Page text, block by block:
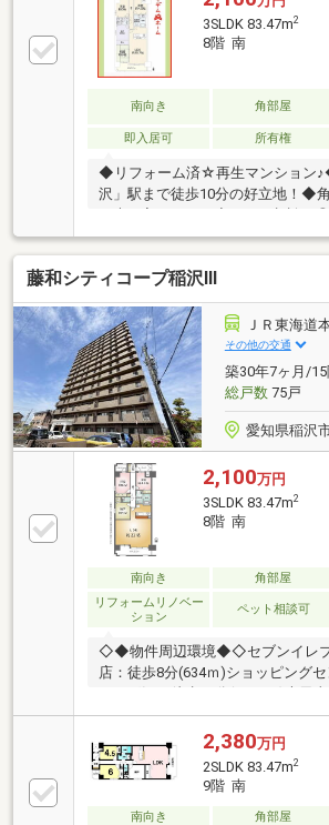
3SLDK 83.47m2
8階 南
南向き 角部屋
即入居可
所有権
◆リフォーム済☆再生マンション
沢」駅まで徒歩10分の好立地！◆
り光が入ります！◆ペット相談可◎
新品：キッチン、お風呂、洗面台
1600m◆大里東中学校まで
お任せを▼「勤続年数が短い」「自
い」「他にローンを返済中」「い
か」「金利の低い銀行を紹介して
と経験をもとにお応えします。▼失
ム探しのお手伝い▼メリットだけで
もご説明させていただきながらお手
ます。
藤和シティコープ稲沢Ⅲ
ＪＲ東海道
その他の交通
築30年7ヶ月/15
総戸数75戸
愛知県稲沢
2,100万円
3SLDK 83.47m2
8階 南
南向き 角部屋
リフォームリノベー
ション
ペット相談可
◇◆物件周辺環境◆◇セブンイレブ
店：徒歩8分(634ｍ)ショッピングセ
ーク稲沢：徒歩23分(1822ｍ)大里
(1743ｍ)◇◆住宅ローン無料相談
て、勤続年数が短い、車のローン
る方、自営業の方、諸費用・追加
て住宅ローンに組み込みたい方など
金計画をさせていただきます！
2,380万円
2SLDK 83.47m2
9階 南
南向き 角部屋